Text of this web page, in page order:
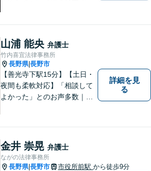
山浦 能央 弁護士
竹内喜宜法律事務所
長野県|長野市
【善光寺下駅15分】【土日・
夜間も柔軟対応】「相談して
よかった」とのお声多数｜交
士が親身にサポートします。
どんな小さなお悩みでも、ま
ずはお気軽にご相談くださ
い。【完全個室で相談】
詳細を見
る
金井 崇晃 弁護士
ながの法律事務所
長野県|長野市 市役所前駅 から徒歩9分